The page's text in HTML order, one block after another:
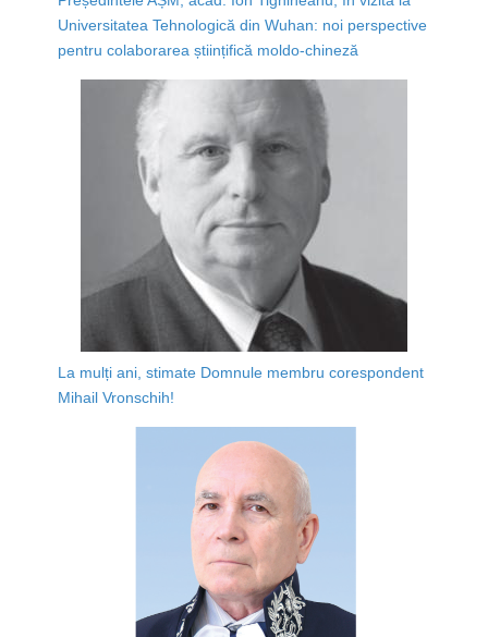
Universitatea Tehnologică din Wuhan: noi perspective
pentru colaborarea științifică moldo-chineză
La mulți ani, stimate Domnule membru corespondent
Mihail Vronschih!